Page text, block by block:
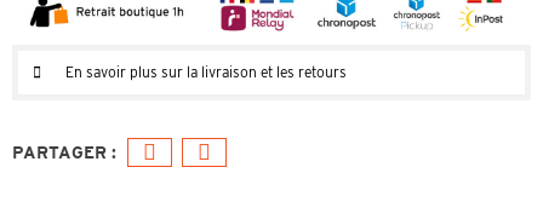
En savoir plus sur la livraison et les retours